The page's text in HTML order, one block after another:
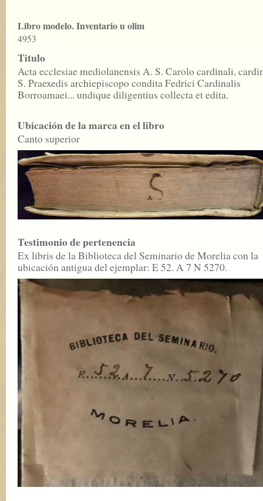
Libro modelo. Inventario u olim
4953
Titulo
Acta ecclesiae mediolanensis A. S. Carolo cardinali,
S. Praexedis archiepiscopo condita Fedrici Cardinalis
Borroamaei... undique diligentius collecta et edita.
Ubicación de la marca en el libro
Canto superior
Testimonio de pertenencia
Ex libris de la Biblioteca del Seminario de Morelia con la
ubicación antigua del ejemplar: E 52. A 7 N 5270.